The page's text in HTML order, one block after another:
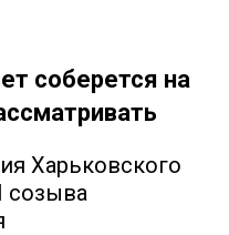
соберется на
Харьковского
созыва